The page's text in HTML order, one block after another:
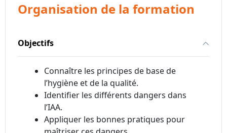
Organisation de la formation
Objectifs
Connaître les principes de base de
l’hygiène et de la qualité.
Identifier les différents dangers dans
l’IAA.
Appliquer les bonnes pratiques pour